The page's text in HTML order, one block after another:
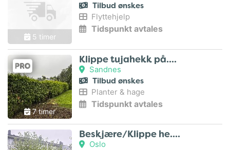
5 timer
Tilbud ønskes
Flyttehjelp
Tidspunkt avtales
7 timer
Klippe tujahekk på..
Sandnes
Tilbud ønskes
Planter & hage
Tidspunkt avtales
Beskjære/Klippe he..
Oslo